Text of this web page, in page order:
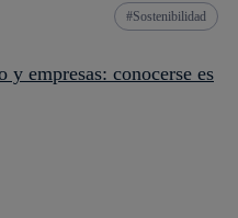
Sostenibilidad
y empresas: conocerse es